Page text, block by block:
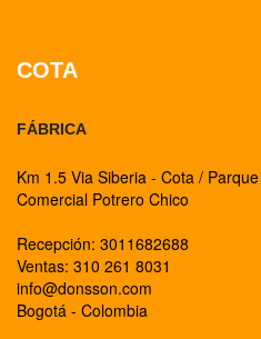
COTA
FÁBRICA
Km 1.5 Via Siberia - Cota /
Comercial Potrero Chico
Recepción: 3011682688
Ventas: 310 261 8031
info@donsson.com
Bogotá - Colombia